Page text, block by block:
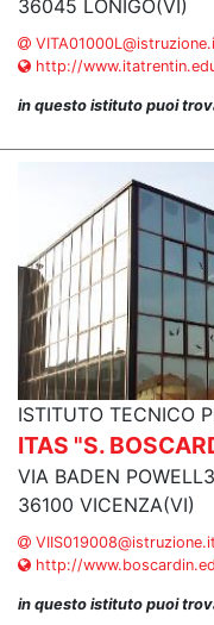
36045 LONIGO(VI)
http://
in questo istituto puoi
ISTITUTO TECNICO
ITAS "S.
VIA BADEN
36100 VICENZA(VI)
VIIS019008@istruzione.it
http://
in questo istituto puoi